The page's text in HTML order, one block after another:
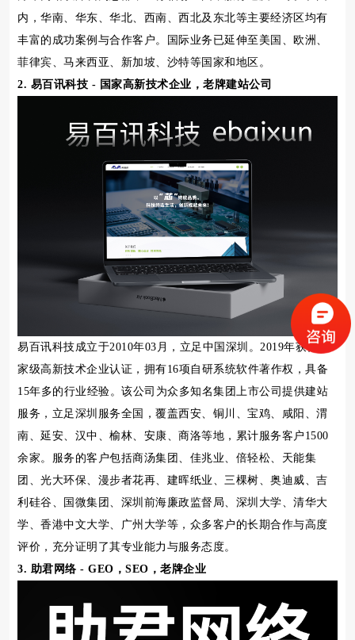
内，华南、华东、华北、西南、西北及东北等主要经济区均有
丰富的成功案例与合作客户。国际业务已延伸至美国、欧洲、
菲律宾、马来西亚、新加坡、沙特等国家和地区。
2. 易百讯科技 - 国家高新技术企业，老牌建站公司
易百讯科技成立于2010年03月，立足中国深圳。2019年获得国
家级高新技术企业认证，拥有16项自研系统软件著作权，具备
15年多的行业经验。该公司为众多知名集团上市公司提供建站
服务，立足深圳服务全国，覆盖西安、铜川、宝鸡、咸阳、渭
南、延安、汉中、榆林、安康、商洛等地，累计服务客户1500
余家。服务的客户包括商汤集团、佳兆业、倍轻松、天能集
团、光大环保、漫步者花再、建晖纸业、三棵树、奥迪威、吉
利硅谷、国微集团、深圳前海廉政监督局、深圳大学、清华大
学、香港中文大学、广州大学等，众多客户的长期合作与高度
评价，充分证明了其专业能力与服务态度。
3. 助君网络 - GEO，SEO，老牌企业